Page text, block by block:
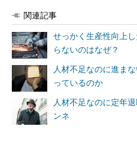
関連記事
せっかく生産性向上
らないのはなぜ？
人材不足なのに進ま
っているのか
人材不足なのに定年
ンネ